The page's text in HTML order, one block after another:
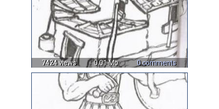
7424 views 0.01 Mo 0 comments